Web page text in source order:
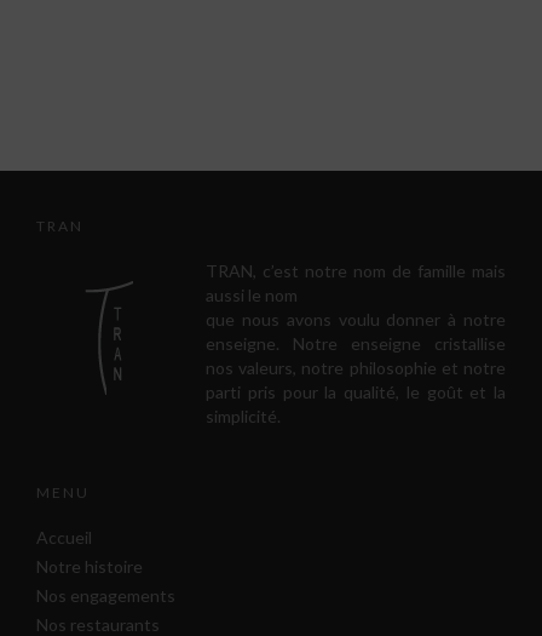
TRAN
TRAN, c’est notre nom de famille mais
aussi le nom
que nous avons voulu donner à notre
enseigne. Notre enseigne cristallise
nos valeurs, notre philosophie et notre
parti pris pour la qualité, le goût et la
simplicité.
MENU
Accueil
Notre histoire
Nos engagements
Nos restaurants